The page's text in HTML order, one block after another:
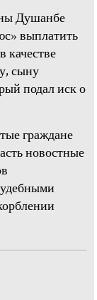
Душанбе
выплатить
сыну
подал иск о
граждане
новостные